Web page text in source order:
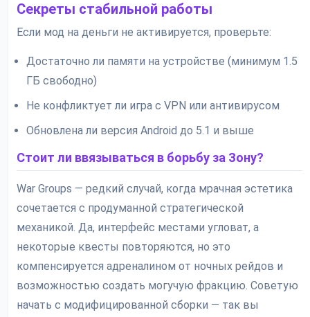
Секреты стабильной работы
Если мод на деньги не активируется, проверьте:
Достаточно ли памяти на устройстве (минимум 1.5
ГБ свободно)
Не конфликтует ли игра с VPN или антивирусом
Обновлена ли версия Android до 5.1 и выше
Стоит ли ввязываться в борьбу за Зону?
War Groups — редкий случай, когда мрачная эстетика
сочетается с продуманной стратегической
механикой. Да, интерфейс местами угловат, а
некоторые квесты повторяются, но это
компенсируется адреналином от ночных рейдов и
возможностью создать могучую фракцию. Советую
начать с модифицированной сборки — так вы